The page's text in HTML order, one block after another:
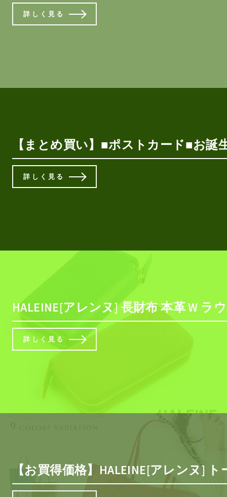
詳しく見る
【まとめ買い】■ポストカード■お誕
詳しく見る
HALEINE[アレンヌ] 長財布 本革 W
詳しく見る
【お買得価格】HALEINE[アレンヌ]